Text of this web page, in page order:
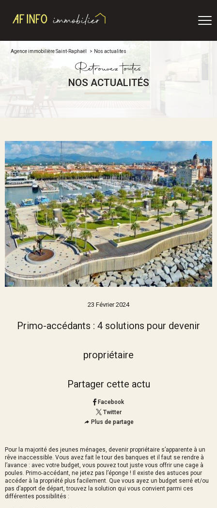
Agence immobilière Saint-Raphaël Nos actualites
Retrouvez toutes
NOS ACTUALITÉS
23 Février 2024
Primo-accédants : 4 solutions pour devenir
propriétaire
Partager cette actu
Facebook
Twitter
Plus de partage
Pour la majorité des jeunes ménages, devenir propriétaire s’apparente à un
rêve inaccessible. Vous avez fait le tour des banques et il faut se rendre à
l’avance : avec votre budget, vous pouvez tout juste vous offrir une cage à
poules. Primo‑accédant, ne jetez pas l’éponge ! Il existe des astuces pour
accéder à la propriété plus facilement. Que vous ayez un budget serré et/ou
pas d’apport de départ, trouvez la solution qui vous convient parmi ces
différentes possibilités :